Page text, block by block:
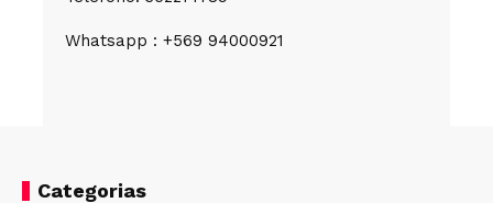
Whatsapp : +569 94000921
Categorias